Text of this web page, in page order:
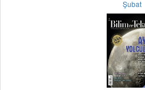
Şubat